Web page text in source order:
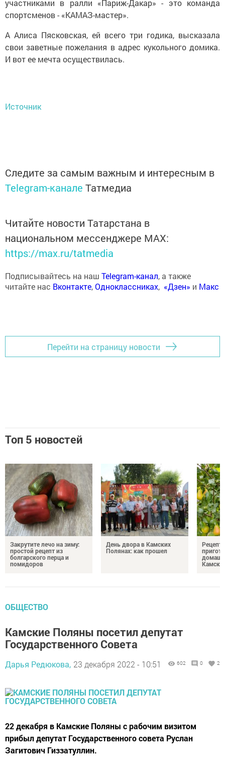
участниками в ралли «Париж-Дакар» - это команда
спортсменов - «КАМАЗ-мастер».
А Алиса Пясковская, ей всего три годика, высказала
свои заветные пожелания в адрес кукольного домика.
И вот ее мечта осуществилась.
Источник
Следите за самым важным и интересным в
Telegram-канале Татмедиа
Читайте новости Татарстана в
национальном мессенджере MАХ:
https://max.ru/tatmedia
Подписывайтесь на наш Telegram-канал, а также
читайте нас Вконтакте,Одноклассниках, «Дзен» и Макс
Перейти на страницу новости
Топ 5 новостей
Закрутите лечо на зиму:
простой рецепт из
болгарского перца и
помидоров
День двора в Камских
Полянах: как прошел
ОБЩЕСТВО
Камские Поляны посетил депутат
Государственного Совета
Дарья Редюкова, 23 декабря 2022 - 10:51 602 0 2
22 декабря в Камские Поляны с рабочим визитом
прибыл депутат Государственного совета Руслан
Загитович Гиззатуллин.